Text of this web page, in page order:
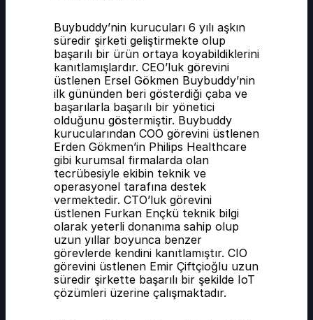
Buybuddy’nin kurucuları 6 yılı aşkın
süredir şirketi geliştirmekte olup
başarılı bir ürün ortaya koyabildiklerini
kanıtlamışlardır. CEO’luk görevini
üstlenen Ersel Gökmen Buybuddy’nin
ilk gününden beri gösterdiği çaba ve
başarılarla başarılı bir yönetici
olduğunu göstermiştir. Buybuddy
kurucularından COO görevini üstlenen
Erden Gökmen’in Philips Healthcare
gibi kurumsal firmalarda olan
tecrübesiyle ekibin teknik ve
operasyonel tarafına destek
vermektedir. CTO’luk görevini
üstlenen Furkan Ençkü teknik bilgi
olarak yeterli donanıma sahip olup
uzun yıllar boyunca benzer
görevlerde kendini kanıtlamıştır. CIO
görevini üstlenen Emir Çiftçioğlu uzun
süredir şirkette başarılı bir şekilde IoT
çözümleri üzerine çalışmaktadır.